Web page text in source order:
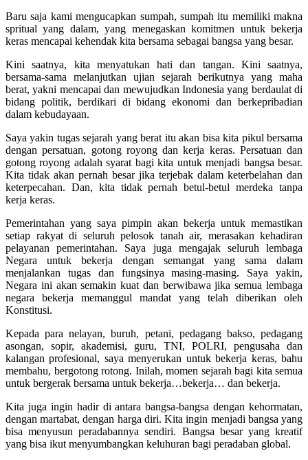
Baru saja kami mengucapkan sumpah, sumpah itu memiliki makna
spritual yang dalam, yang menegaskan komitmen untuk bekerja
keras mencapai kehendak kita bersama sebagai bangsa yang besar.
Kini saatnya, kita menyatukan hati dan tangan. Kini saatnya,
bersama-sama melanjutkan ujian sejarah berikutnya yang maha
berat, yakni mencapai dan mewujudkan Indonesia yang berdaulat di
bidang politik, berdikari di bidang ekonomi dan berkepribadian
dalam kebudayaan.
Saya yakin tugas sejarah yang berat itu akan bisa kita pikul bersama
dengan persatuan, gotong royong dan kerja keras. Persatuan dan
gotong royong adalah syarat bagi kita untuk menjadi bangsa besar.
Kita tidak akan pernah besar jika terjebak dalam keterbelahan dan
keterpecahan. Dan, kita tidak pernah betul-betul merdeka tanpa
kerja keras.
Pemerintahan yang saya pimpin akan bekerja untuk memastikan
setiap rakyat di seluruh pelosok tanah air, merasakan kehadiran
pelayanan pemerintahan. Saya juga mengajak seluruh lembaga
Negara untuk bekerja dengan semangat yang sama dalam
menjalankan tugas dan fungsinya masing-masing. Saya yakin,
Negara ini akan semakin kuat dan berwibawa jika semua lembaga
negara bekerja memanggul mandat yang telah diberikan oleh
Konstitusi.
Kepada para nelayan, buruh, petani, pedagang bakso, pedagang
asongan, sopir, akademisi, guru, TNI, POLRI, pengusaha dan
kalangan profesional, saya menyerukan untuk bekerja keras, bahu
membahu, bergotong rotong. Inilah, momen sejarah bagi kita semua
untuk bergerak bersama untuk bekerja…bekerja… dan bekerja.
Kita juga ingin hadir di antara bangsa-bangsa dengan kehormatan,
dengan martabat, dengan harga diri. Kita ingin menjadi bangsa yang
bisa menyusun peradabannya sendiri. Bangsa besar yang kreatif
yang bisa ikut menyumbangkan keluhuran bagi peradaban global.